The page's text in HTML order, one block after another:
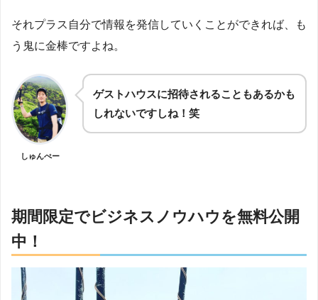
それプラス自分で情報を発信していくことができれば、も
う鬼に金棒ですよね。
しゅんぺー
ゲストハウスに招待されることもあるかも
しれないですしね！笑
期間限定でビジネスノウハウを無料公開
中！